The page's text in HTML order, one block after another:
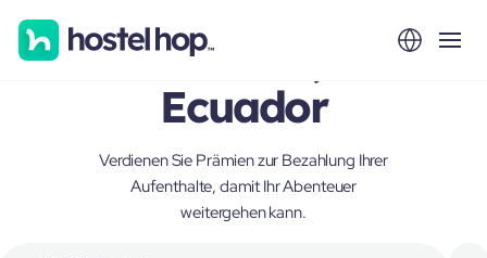
Cuenca,
Ecuador
Verdienen Sie Prämien zur Bezahlung Ihrer
Aufenthalte, damit Ihr Abenteuer
weitergehen kann.